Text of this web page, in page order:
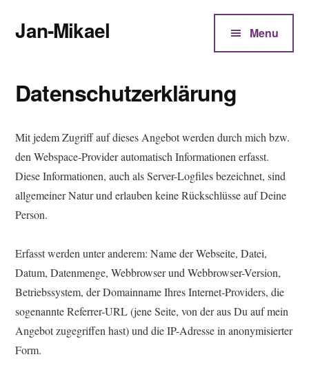
Inhalt
springen
menu
Jan-Mikael
Kunibert
Menu
Datenschutzerklärung
Mit jedem Zugriff auf dieses Angebot werden durch mich bzw.
den Webspace-Provider automatisch Informationen erfasst.
Diese Informationen, auch als Server-Logfiles bezeichnet, sind
allgemeiner Natur und erlauben keine Rückschlüsse auf Deine
Person.
Erfasst werden unter anderem: Name der Webseite, Datei,
Datum, Datenmenge, Webbrowser und Webbrowser-Version,
Betriebssystem, der Domainname Ihres Internet-Providers, die
sogenannte Referrer-URL (jene Seite, von der aus Du auf mein
Angebot zugegriffen hast) und die IP-Adresse in anonymisierter
Form.